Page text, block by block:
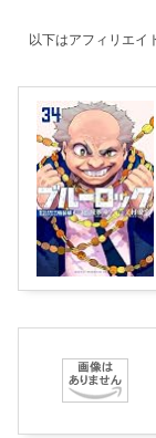
以下はアフィリエイ